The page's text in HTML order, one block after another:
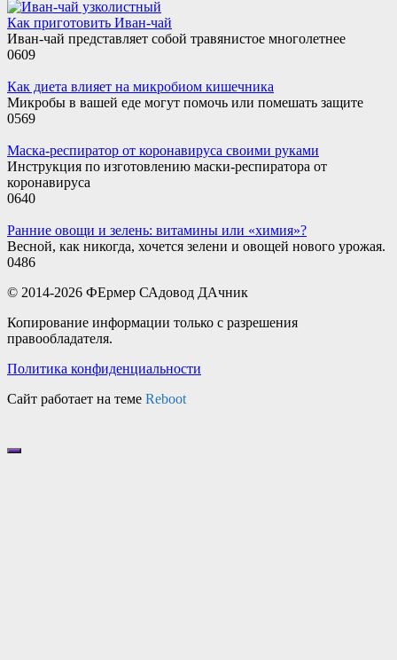
Как приготовить Иван-чай
Иван-чай представляет собой травянистое многолетнее
0609
Как диета влияет на микробиом кишечника
Микробы в вашей еде могут помочь или помешать защите
0569
Маска-респиратор от коронавируса своими руками
Инструкция по изготовлению маски-респиратора от
коронавируса
0640
Ранние овощи и зелень: витамины или «химия»?
Весной, как никогда, хочется зелени и овощей нового урожая.
0486
© 2014-2026 ФЕрмер САдовод ДАчник
Копирование информации только с разрешения
правообладателя.
Политика конфиденциальности
Сайт работает на теме Reboot